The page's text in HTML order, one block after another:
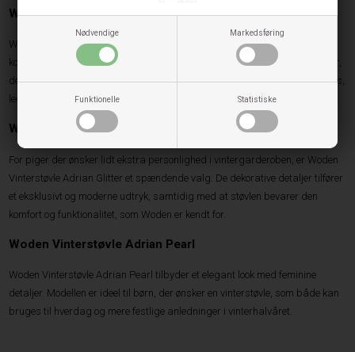
Nødvendige Markedsføring
Funktionelle Statistiske
Woden Vinterstøvle Adrian
Woden Vinterstøvle Adrian er blandt de mest populære modeller i
kollektionen. Den kombinerer et moderne design med praktiske egenskaber,
der gør den velegnet til daglig brug. Modellen passer perfekt til både jeans,
leggings og vinterkjoler.
Woden Vinterstøvle Adrian Glitter
For piger der ønsker lidt ekstra personlighed i vintergarderoben, er Woden
Vinterstøvle Adrian Glitter et spændende valg. De dekorative detaljer tilfører
et eksklusivt og moderne udtryk, samtidig med at støvlen bevarer den
komfort og funktionalitet, som Woden er kendt for.
Woden Vinterstøvle Adrian Pearl
Woden Vinterstøvle Adrian Pearl tilbyder et elegant look med feminine
detaljer. Modellen er ideel til børn, der ønsker en vinterstøvle, som både kan
bruges til hverdag og mere festlige anledninger i vinterhalvåret.